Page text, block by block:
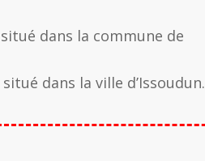
dans la commune de
dans la ville d’Issoudun.